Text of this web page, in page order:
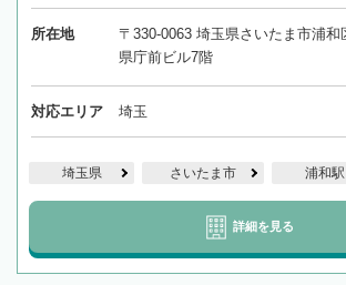
所在地
〒330-0063 埼玉県さいたま市浦和
県庁前ビル7階
対応エリア 埼玉
埼玉県 さいたま市 浦和駅
詳細を見る